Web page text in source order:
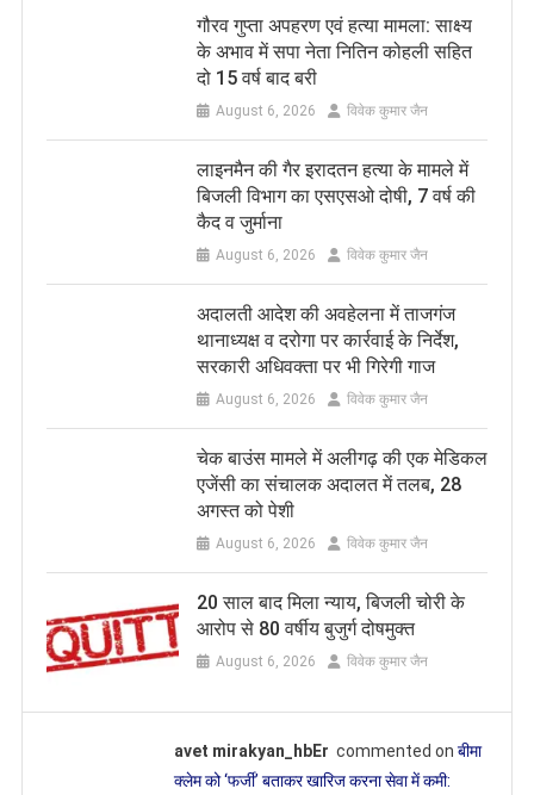
गौरव गुप्ता अपहरण एवं हत्या मामला: साक्ष्य
के अभाव में सपा नेता नितिन कोहली सहित
दो 15 वर्ष बाद बरी
August 6, 2026 विवेक कुमार जैन
लाइनमैन की गैर इरादतन हत्या के मामले में
बिजली विभाग का एसएसओ दोषी, 7 वर्ष की
कैद व जुर्माना
August 6, 2026 विवेक कुमार जैन
अदालती आदेश की अवहेलना में ताजगंज
थानाध्यक्ष व दरोगा पर कार्रवाई के निर्देश,
सरकारी अधिवक्ता पर भी गिरेगी गाज
August 6, 2026 विवेक कुमार जैन
चेक बाउंस मामले में अलीगढ़ की एक मेडिकल
एजेंसी का संचालक अदालत में तलब, 28
अगस्त को पेशी
August 6, 2026 विवेक कुमार जैन
20 साल बाद मिला न्याय, बिजली चोरी के
आरोप से 80 वर्षीय बुजुर्ग दोषमुक्त
August 6, 2026 विवेक कुमार जैन
avet mirakyan_hbEr commented onबीमा
क्लेम को ‘फर्जी’ बताकर खारिज करना सेवा में कमी: